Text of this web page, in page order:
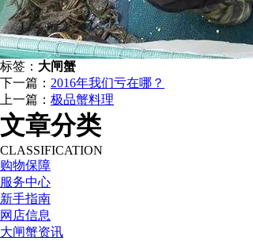
标签： 大闸蟹
下一篇： 2016年我们亏在哪？
上一篇： 极品蟹料理
文章分类
CLASSIFICATION
购物保障
服务中心
新手指南
网店信息
大闸蟹资讯